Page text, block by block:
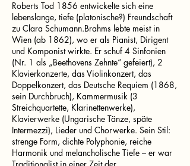
Roberts Tod 1856 entwickelte sich eine
lebenslange, tiefe (platonische?) Freundschaft
zu Clara Schumann.Brahms lebte meist in
Wien (ab 1862), wo er als Pianist, Dirigent
und Komponist wirkte. Er schuf 4 Sinfonien
(Nr. 1 als „Beethovens Zehnte“ gefeiert), 2
Klavierkonzerte, das Violinkonzert, das
Doppelkonzert, das Deutsche Requiem (1868,
sein Durchbruch), Kammermusik (3
Streichquartette, Klarinettenwerke),
Klavierwerke (Ungarische Tänze, späte
Intermezzi), Lieder und Chorwerke. Sein Stil:
strenge Form, dichte Polyphonie, reiche
Harmonik und melancholische Tiefe – er war